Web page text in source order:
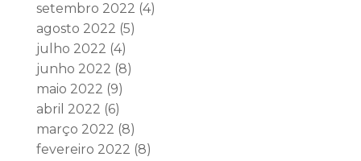
setembro 2022 (4)
agosto 2022 (5)
julho 2022 (4)
junho 2022 (8)
maio 2022 (9)
abril 2022 (6)
março 2022 (8)
fevereiro 2022 (8)